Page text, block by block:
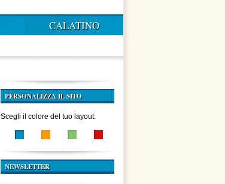
CALATINO
PERSONALIZZA IL SITO
Scegli il colore del tuo layout:
NEWSLETTER